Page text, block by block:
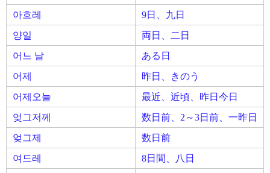
아흐레
9日、九日
양일
両日、二日
어느 날
ある日
어제
昨日、きのう
어제오늘
最近、近頃、昨日今日
엊그저께
数日前、2～3日前、一昨日
엊그제
数日前
여드레
8日間、八日